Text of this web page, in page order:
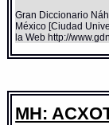
Gran Diccionario
México [Ciudad
la Web http://
MH: